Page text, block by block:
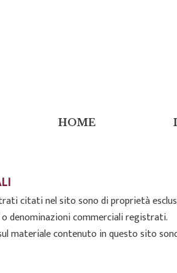
HOME
citati nel sito sono di proprietà
denominazioni commerciali registrati.
materiale contenuto in questo sito